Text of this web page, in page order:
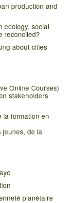
production and
ecology, social
reconciled?
about cities
Online Courses)
stakeholders
la formation en
jeunes, de la
planétaire